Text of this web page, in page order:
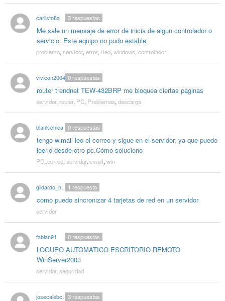
carlisto8a
Me sale un mensaje de error de inicia de algun controlador o
servicio: Este equipo no pudo estable
3respuestas
problema, servidor, error, Red, windows, controlador
vivicon2004
router trendnet TEW-432BRP me bloquea ciertas paginas
0respuestas
servidor, router, PC, Problemas, descarga
blankichica
tengo wlmail leo el correo y sigue en el servidor, ya que puedo
leerlo desde otro pc.Cómo soluciono
0respuestas
PC, correo, servidor, email, win
gildardo_hdez
como puedo sincronizar 4 tarjetas de red en un servidor
1 respuesta
servidor
fabian91
LOGUEO AUTOMATICO ESCRITORIO REMOTO
WinServer2003
0respuestas
servidor, seguridad
josecalebcoriano 3respuestas